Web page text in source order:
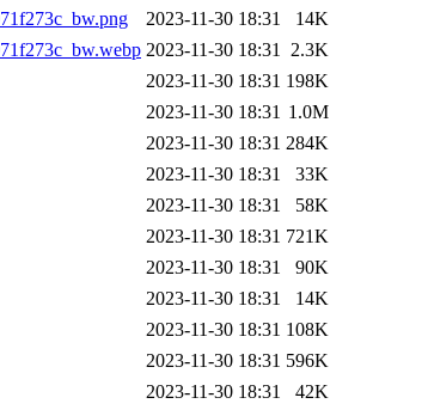
2023-11-30 18:31
14K
2023-11-30 18:31 2.3K
2023-11-30 18:31 198K
2023-11-30 18:31 1.0M
2023-11-30 18:31 284K
2023-11-30 18:31
33K
2023-11-30 18:31
58K
2023-11-30 18:31 721K
2023-11-30 18:31
90K
2023-11-30 18:31
14K
2023-11-30 18:31 108K
2023-11-30 18:31 596K
2023-11-30 18:31
42K